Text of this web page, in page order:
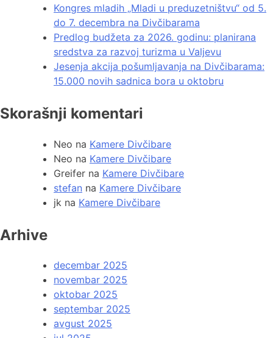
Kongres mladih „Mladi u preduzetništvu“ od 5.
do 7. decembra na Divčibarama
Predlog budžeta za 2026. godinu: planirana
sredstva za razvoj turizma u Valjevu
Jesenja akcija pošumljavanja na Divčibarama:
15.000 novih sadnica bora u oktobru
Skorašnji komentari
Neo na Kamere Divčibare
Neo na Kamere Divčibare
Greifer na Kamere Divčibare
stefan na Kamere Divčibare
jk na Kamere Divčibare
Arhive
decembar 2025
novembar 2025
oktobar 2025
septembar 2025
avgust 2025